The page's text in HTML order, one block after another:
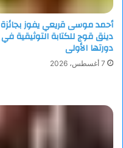
أحمد موسى قريعي يفوز بجائزة
دينق قوج للكتابة التوثيقية في
دورتها الأولى
7 أغسطس، 2026